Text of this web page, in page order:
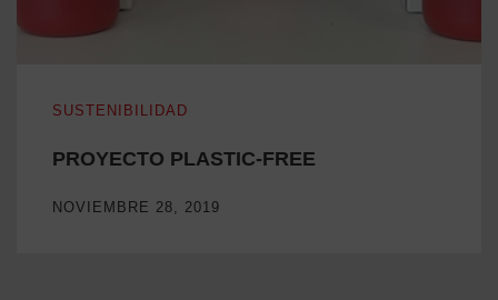
SUSTENIBILIDAD
PROYECTO PLASTIC-FREE
NOVIEMBRE 28, 2019